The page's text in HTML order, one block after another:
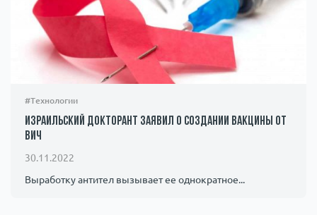
#Технологии
Израильский докторант заявил о создании вакцины от
ВИЧ
30.11.2022
Выработку антител вызывает ее однократное...